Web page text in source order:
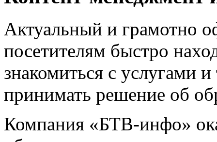
Актуальный и грамотно
посетителям быстро
знакомиться с услугами
принимать решение об
Компания «БТВ-инфо»